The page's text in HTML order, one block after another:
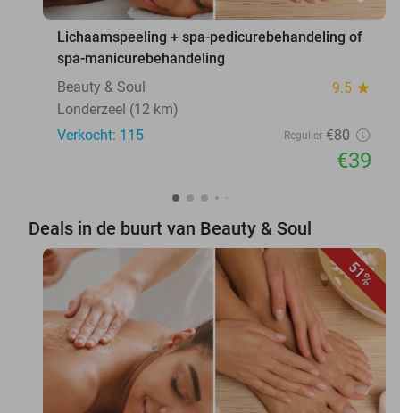
Lichaamspeeling + spa-pedicurebehandeling of
spa-manicurebehandeling
Beauty & Soul
9.5 star
Londerzeel (12 km)
Verkocht: 115
Regulier €80
€39
Deals in de buurt van Beauty & Soul
51%